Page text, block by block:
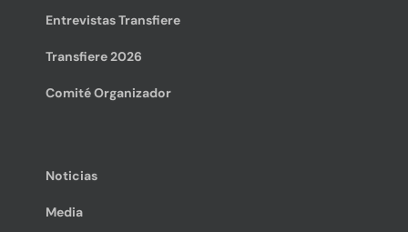
Entrevistas Transfiere
Transfiere 2026
Comité Organizador
Noticias
Media